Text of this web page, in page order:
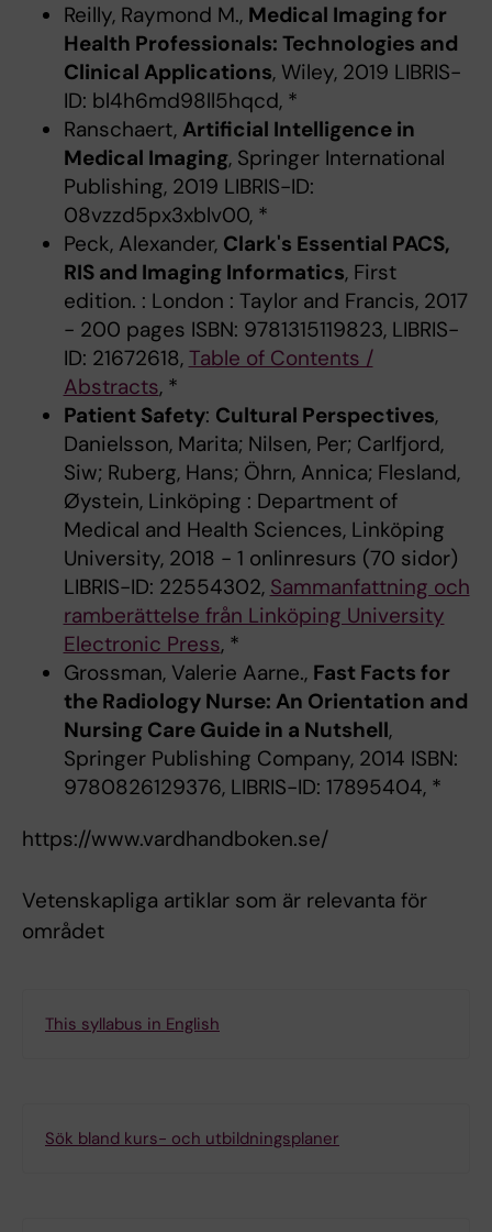
Reilly, Raymond M., Medical Imaging for
Health Professionals: Technologies and
Clinical Applications, Wiley, 2019 LIBRIS-
ID: bl4h6md98ll5hqcd, *
Ranschaert, Artificial Intelligence in
Medical Imaging, Springer International
Publishing, 2019 LIBRIS-ID:
08vzzd5px3xblv00, *
Peck, Alexander, Clark's Essential PACS,
RIS and Imaging Informatics, First
edition. : London : Taylor and Francis, 2017
- 200 pages ISBN: 9781315119823, LIBRIS-
ID: 21672618, Table of Contents /
Abstracts, *
Patient Safety: Cultural Perspectives,
Danielsson, Marita; Nilsen, Per; Carlfjord,
Siw; Ruberg, Hans; Öhrn, Annica; Flesland,
Øystein, Linköping : Department of
Medical and Health Sciences, Linköping
University, 2018 - 1 onlinresurs (70 sidor)
LIBRIS-ID: 22554302, Sammanfattning och
ramberättelse från Linköping University
Electronic Press, *
Grossman, Valerie Aarne., Fast Facts for
the Radiology Nurse: An Orientation and
Nursing Care Guide in a Nutshell,
Springer Publishing Company, 2014 ISBN:
9780826129376, LIBRIS-ID: 17895404, *
https://www.vardhandboken.se/
Vetenskapliga artiklar som är relevanta för
området
This syllabus in English
Sök bland kurs- och utbildningsplaner